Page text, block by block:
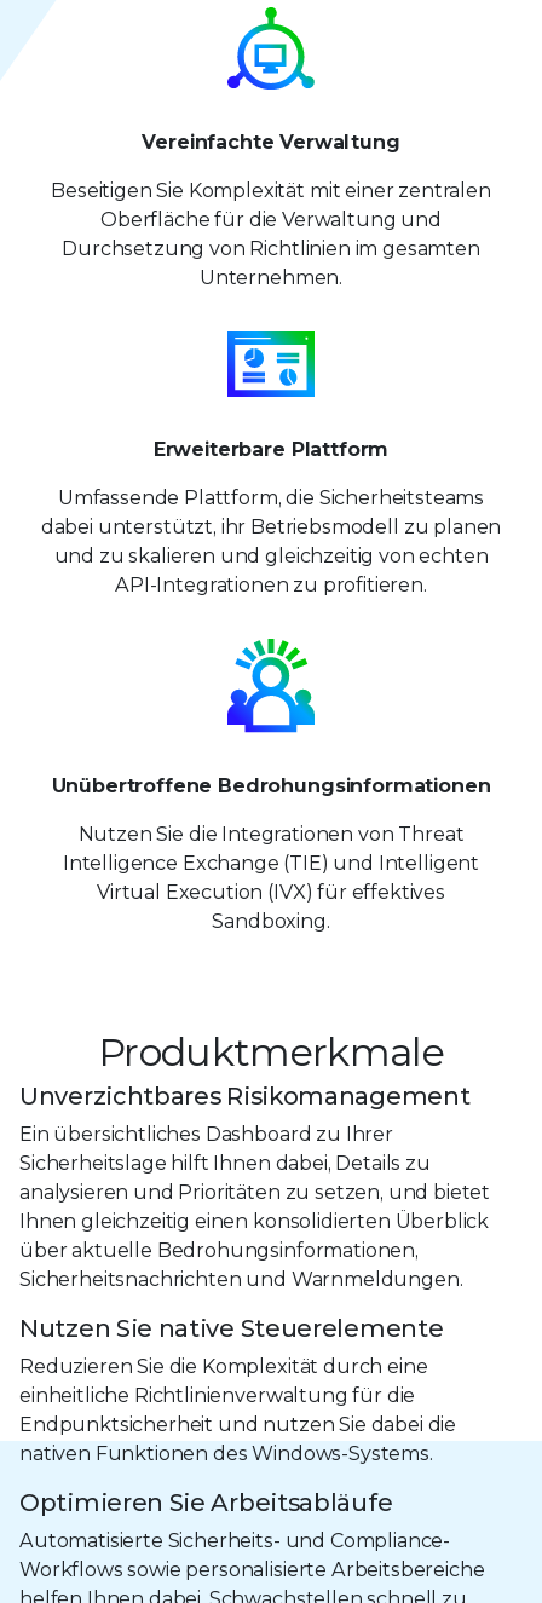
Vereinfachte Verwaltung
Beseitigen Sie Komplexität mit einer zentralen
Oberfläche für die Verwaltung und
Durchsetzung von Richtlinien im gesamten
Unternehmen.
Erweiterbare Plattform
Umfassende Plattform, die Sicherheitsteams
dabei unterstützt, ihr Betriebsmodell zu planen
und zu skalieren und gleichzeitig von echten
API-Integrationen zu profitieren.
Unübertroffene Bedrohungsinformationen
Nutzen Sie die Integrationen von Threat
Intelligence Exchange (TIE) und Intelligent
Virtual Execution (IVX) für effektives
Sandboxing.
Produktmerkmale
Unverzichtbares Risikomanagement
Ein übersichtliches Dashboard zu Ihrer
Sicherheitslage hilft Ihnen dabei, Details zu
analysieren und Prioritäten zu setzen, und bietet
Ihnen gleichzeitig einen konsolidierten Überblick
über aktuelle Bedrohungsinformationen,
Sicherheitsnachrichten und Warnmeldungen.
Nutzen Sie native Steuerelemente
Reduzieren Sie die Komplexität durch eine
einheitliche Richtlinienverwaltung für die
Endpunktsicherheit und nutzen Sie dabei die
nativen Funktionen des Windows-Systems.
Optimieren Sie Arbeitsabläufe
Automatisierte Sicherheits- und Compliance-
Workflows sowie personalisierte Arbeitsbereiche